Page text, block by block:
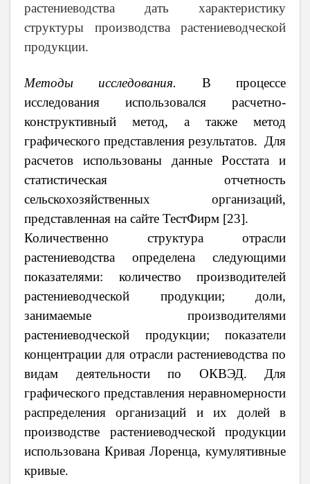
растениеводства дать характеристику
структуры производства растениеводческой
продукции.
Методы исследования. В процессе
исследования использовался расчетно-
конструктивный метод, а также метод
графического представления результатов. Для
расчетов использованы данные Росстата и
статистическая отчетность
сельскохозяйственных организаций,
представленная на сайте ТестФирм [23].
Количественно структура отрасли
растениеводства определена следующими
показателями: количество производителей
растениеводческой продукции; доли,
занимаемые производителями
растениеводческой продукции; показатели
концентрации для отрасли растениеводства по
видам деятельности по ОКВЭД. Для
графического представления неравномерности
распределения организаций и их долей в
производстве растениеводческой продукции
использована Кривая Лоренца, кумулятивные
кривые.